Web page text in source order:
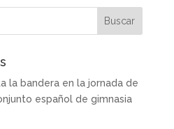
la bandera en la jornada de
español de gimnasia